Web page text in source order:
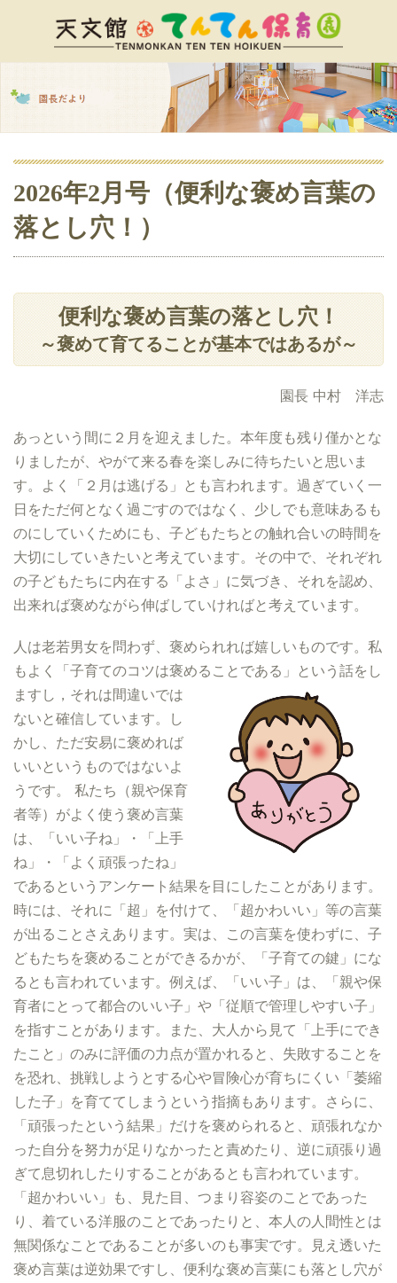
2026年2月号（便利な褒め言葉の
落とし穴！）
便利な褒め言葉の落とし穴！
～褒めて育てることが基本ではあるが～
園長 中村 洋志
あっという間に２月を迎えました。本年度も残り僅かとな
りましたが、やがて来る春を楽しみに待ちたいと思いま
す。よく「２月は逃げる」とも言われます。過ぎていく一
日をただ何となく過ごすのではなく、少しでも意味あるも
のにしていくためにも、子どもたちとの触れ合いの時間を
大切にしていきたいと考えています。その中で、それぞれ
の子どもたちに内在する「よさ」に気づき、それを認め、
出来れば褒めながら伸ばしていければと考えています。
人は老若男女を問わず、褒められれば嬉しいものです。私
もよく「子育てのコツは褒めることである」という話をし
ますし， それは間違いでは
ないと確信しています。し
かし、ただ安易に褒めれば
いいというものではないよ
うです。 私たち（親や保育
者等）がよく使う褒め言葉
は、「いい子ね」・「上手
ね」・「よく頑張ったね」
であるというアンケート結果を目にしたことがあります。
時には、それに「超」を付けて、「超かわいい」等の言葉
が出ることさえあります。実は、この言葉を使わずに、子
どもたちを褒めることができるかが、「子育ての鍵」にな
るとも言われています。例えば、「いい子」は、「親や保
育者にとって都合のいい子」や「従順で管理しやすい子」
を指すことがあります。また、大人から見て「上手にでき
たこと」のみに評価の力点が置かれると、失敗することを
を恐れ、挑戦しようとする心や冒険心が育ちにくい「萎縮
した子」を育ててしまうという指摘もあります。さらに、
「頑張ったという結果」だけを褒められると、頑張れなか
った自分を努力が足りなかったと責めたり、逆に頑張り過
ぎて息切れしたりすることがあるとも言われています。
「超かわいい」も、見た目、つまり容姿のことであった
り、着ている洋服のことであったりと、本人の人間性とは
無関係なことであることが多いのも事実です。見え透いた
褒め言葉は逆効果ですし、便利な褒め言葉にも落とし穴が